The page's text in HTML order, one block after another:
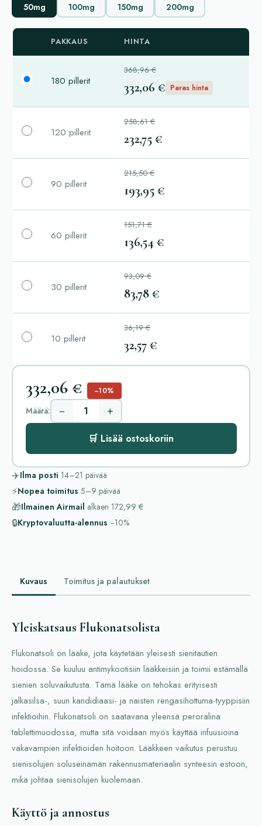
50mg 100mg 150mg 200mg
PAKKAUS HINTA
180 pillerit
368,96 €
332,06 € Paras hinta
120 pillerit
258,61 €
232,75 €
90 pillerit
215,50 €
193,95 €
60 pillerit
151,71 €
136,54 €
30 pillerit
93,09 €
83,78 €
10 pillerit
36,19 €
32,57 €
332,06 € −10%
Määrä: − +
🛒 Lisää ostoskoriin
✈️Ilma posti 14–21 päivää
⚡Nopea toimitus 5–9 päivää
🎁Ilmainen Airmail alkaen 172,99 €
🔒Kryptovaluutta-alennus −10%
Kuvaus Toimitus ja palautukset
Yleiskatsaus Flukonatsolista
Flukonatsoli on lääke, jota käytetään yleisesti sienitautien
hoidossa. Se kuuluu antimykootisiin lääkkeisiin ja toimii estämällä
sienien soluvaikutusta. Tämä lääke on tehokas erityisesti
jalkasilsa-, suun kandidiaasi- ja naisten rengasihottuma-tyyppisiin
infektioihin. Flukonatsoli on saatavana yleensä peroralina
tablettimuodossa, mutta sitä voidaan myös käyttää infuusioina
vakavampien infektioiden hoitoon. Lääkkeen vaikutus perustuu
sienisolujen soluseinämän rakennusmateriaalin synteesin estoon,
mikä johtaa sienisolujen kuolemaan.
Käyttö ja annostus